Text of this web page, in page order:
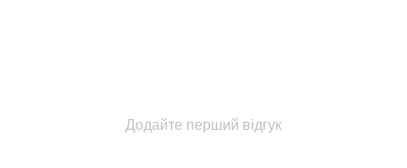
Додайте перший відгук